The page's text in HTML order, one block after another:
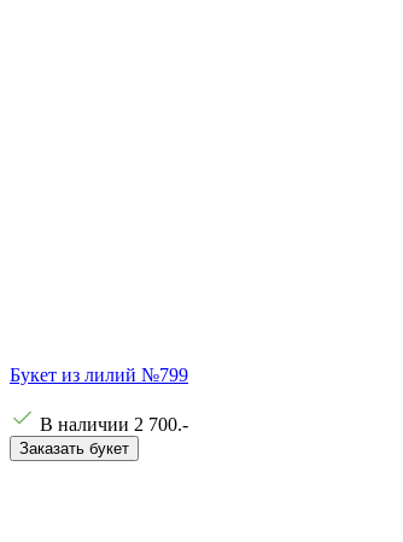
Букет из лилий №799
В наличии 2 700.-
Заказать букет